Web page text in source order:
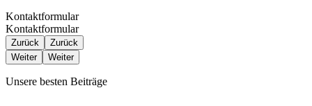
Kontaktformular
Kontaktformular
Zurück
Zurück
Weiter
Weiter
Unsere besten Beiträge